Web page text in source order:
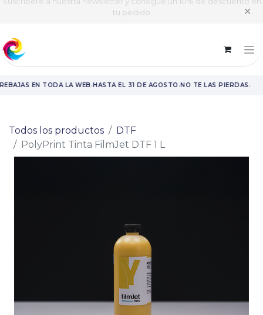
Suscríbete a nuestra newsletter y consigue un 10% de descuento en
tu pedido ✕
EN TODA LA WEB·HASTA EL 31 DE AGOSTO·NO TE LAS PIERDAS·
Todos los productos
DTF
PolyPrint Tinta FilmJet DTF 1 L